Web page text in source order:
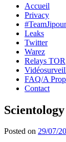
Skip
content
Accueil
Privacy
Leaks
Twitter
Warez
Relays TOR
FAQ/A
Contact
Posted on 29/07/